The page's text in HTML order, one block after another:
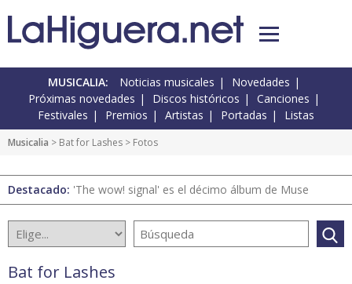
MUSICALIA: Noticias musicales
Novedades
Próximas novedades
Discos históricos
Canciones
Festivales
Premios Artistas Portadas Listas
Musicalia > Bat for Lashes > Fotos
Destacado: 'The wow! signal' es el décimo álbum de Muse
Bat for Lashes